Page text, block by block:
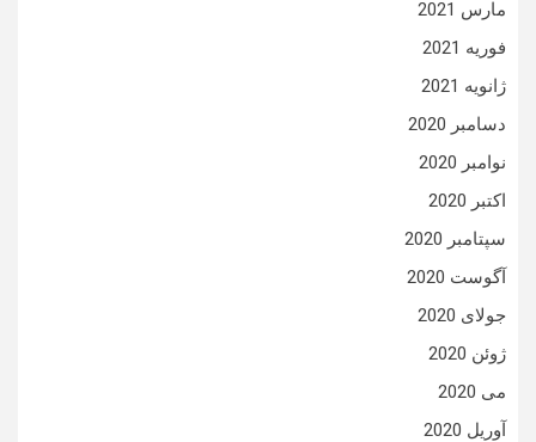
مارس 2021
فوریه 2021
ژانویه 2021
دسامبر 2020
نوامبر 2020
اکتبر 2020
سپتامبر 2020
آگوست 2020
جولای 2020
ژوئن 2020
می 2020
آوریل 2020